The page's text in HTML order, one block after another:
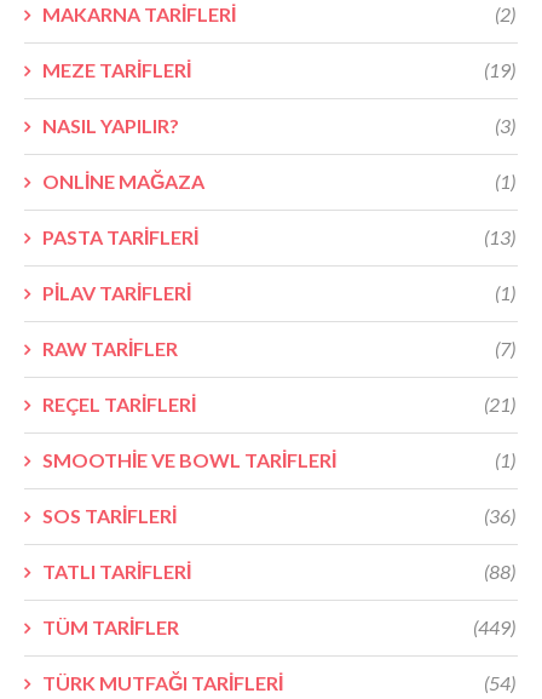
MAKARNA TARİFLERİ (2)
MEZE TARİFLERİ (19)
NASIL YAPILIR? (3)
ONLİNE MAĞAZA (1)
PASTA TARİFLERİ (13)
PİLAV TARİFLERİ (1)
RAW TARİFLER (7)
REÇEL TARİFLERİ (21)
SMOOTHİE VE BOWL TARİFLERİ (1)
SOS TARİFLERİ (36)
TATLI TARİFLERİ (88)
TÜM TARİFLER (449)
TÜRK MUTFAĞI TARİFLERİ (54)